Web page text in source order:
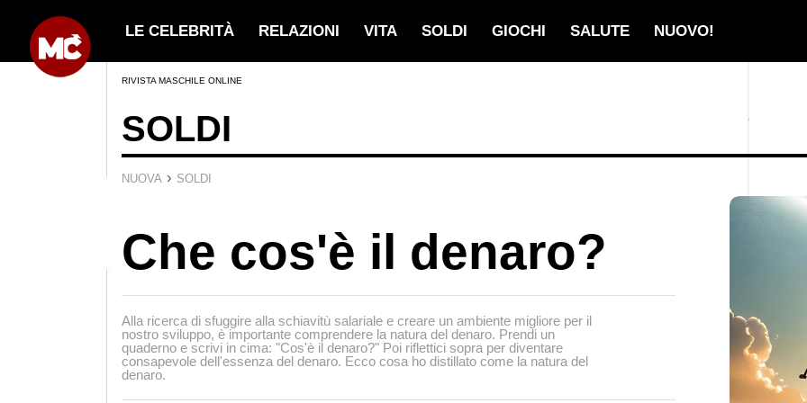
LE CELEBRITÀ RELAZIONI VITA SOLDI GIOCHI SALUTE NUOVO!
RIVISTA MASCHILE ONLINE
SOLDI
NUOVA › SOLDI
Che cos'è il denaro?
Alla ricerca di sfuggire alla schiavitù salariale e creare un ambiente migliore per il
nostro sviluppo, è importante comprendere la natura del denaro. Prendi un
quaderno e scrivi in cima: "Cos'è il denaro?" Poi riflettici sopra per diventare
consapevole dell'essenza del denaro. Ecco cosa ho distillato come la natura del
denaro.